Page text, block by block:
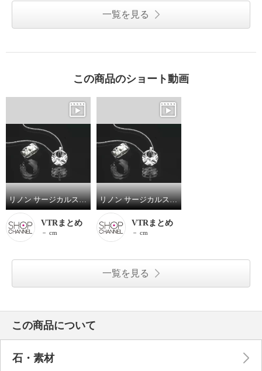
一覧を見る
この商品のショート動画
リノン サージカルステンレス ダイヤモンド キルティングデザイン ペンダント／フルリング
VTRまとめ
－ cm
リノン サージカルステンレス ダイヤモンド キルティングデザイン ペンダント／フルリング
VTRまとめ
－ cm
一覧を見る
この商品について
石・素材